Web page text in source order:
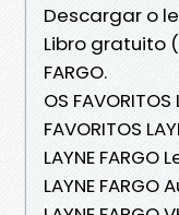
Descargar o
Libro gratuito
FARGO.
OS FAVORITOS
FAVORITOS
LAYNE FARGO
LAYNE FARGO